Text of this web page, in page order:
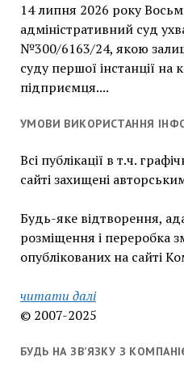
14 липня 2026 року
адміністративний суд
№300/6163/24, якою
суду першої інстанції на
підприємця....
УМОВИ ВИКОРИСТАННЯ
Всі публікації в т.ч.
сайті захищені
Будь-яке відтворення,
розміщення і переробка
опублікованих на сайті
читати далі
© 2007-2025
БУДЬ НА ЗВ’ЯЗКУ З